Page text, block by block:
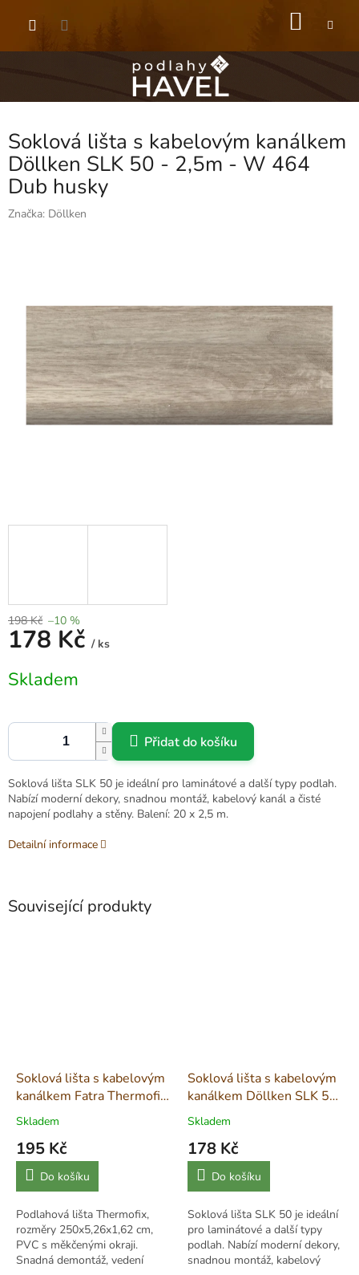
Soklová lišta s kabelovým kanálkem
Döllken SLK 50 - 2,5m - W 464
Dub husky
Značka: Döllken
198 Kč –10 %
178 Kč / ks
cena:
Skladem
Přidat do košíku
Soklová lišta SLK 50 je ideální pro laminátové a další typy podlah.
Nabízí moderní dekory, snadnou montáž, kabelový kanál a čisté
napojení podlahy a stěny. Balení: 20 x 2,5 m.
Detailní informace
Související produkty
Soklová lišta s kabelovým
kanálkem Fatra Thermofix
- THX L0011 Dub 12110-
2
Skladem
195 Kč
Měrná
cena: Do košíku
Podlahová lišta Thermofix,
rozměry 250x5,26x1,62 cm,
PVC s měkčenými okraji.
Snadná demontáž, vedení
Soklová lišta s kabelovým
kanálkem Döllken SLK 50
- 2,5m - W 481 Dub
Baleárský
Skladem
178 Kč
Měrná
cena: Do košíku
Soklová lišta SLK 50 je ideální
pro laminátové a další typy
podlah. Nabízí moderní dekory,
snadnou montáž, kabelový